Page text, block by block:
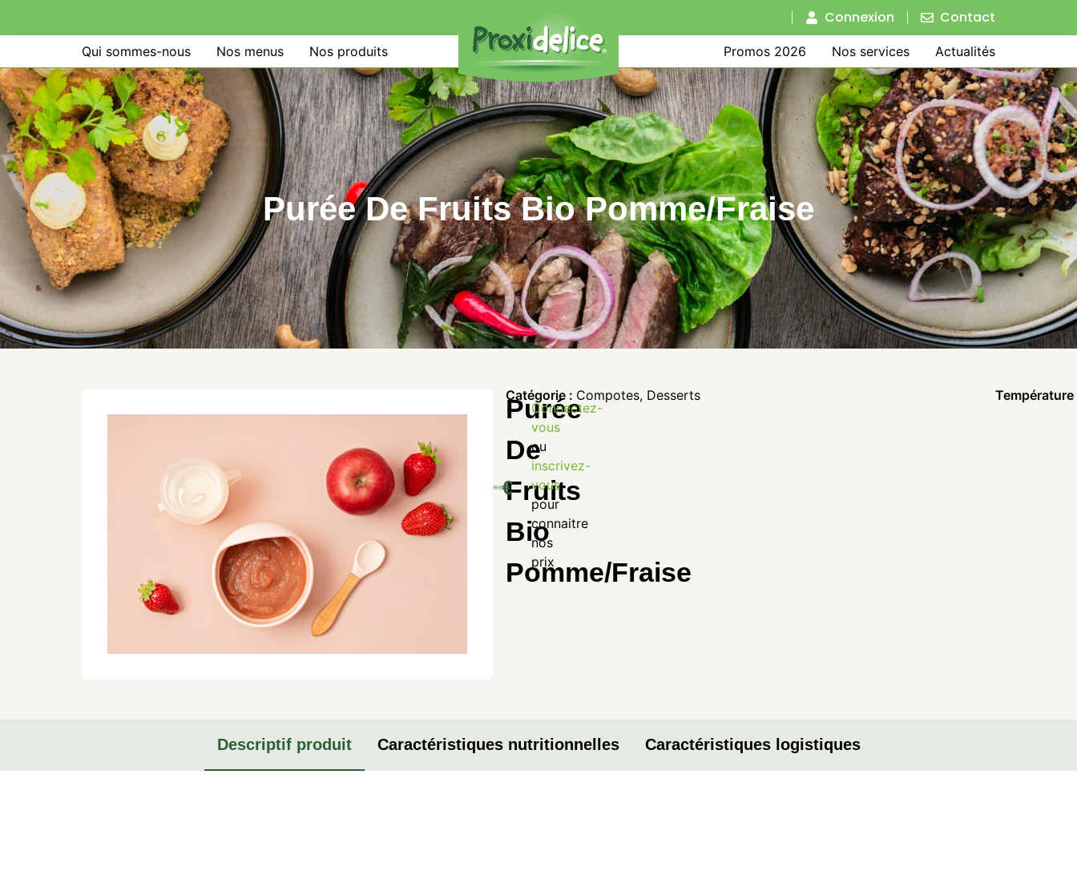
Connexion Contact
Qui sommes-nous Nos menus Nos produits Promos 2026 Nos services Actualités
Purée De Fruits Bio Pomme/Fraise
Purée
De
Fruits
Bio
Pomme/Fraise
€
Connectez-
vous
ou
inscrivez-
vous
pour
connaitre
nos
prix
Catégorie : Compotes, Desserts
Descriptif produit Caractéristiques nutritionnelles Caractéristiques logistiques